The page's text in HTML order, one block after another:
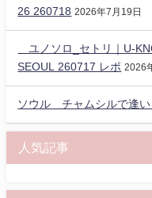
26 260718 2026年7月19日
ユノソロ_セトリ｜U-
SEOUL 260717 レポ 2026
ソウル チャムシルで逢い
人気記事